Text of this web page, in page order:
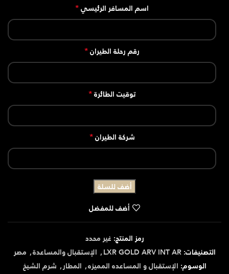
اسم المسافر الرئيسي*
رقم رحلة الطيران*
توقيت الطائرة*
شركة الطيران*
أضف للسلة
أضف للمفضل
رمز المنتج: غير محدد
التصنيفات: LXR GOLD ARV INT AR
, الإستقبال والمساعدة, مصر
الوسوم: الإستقبال و المساعده المميزه, المطار, شرم الشيخ